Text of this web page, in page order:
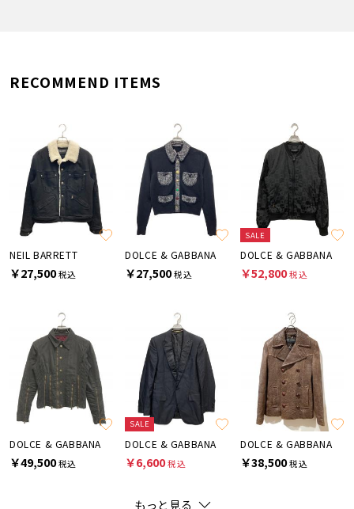
RECOMMEND ITEMS
NEIL BARRETT
￥27,500税込
DOLCE & GABBANA
￥27,500税込
SALE
DOLCE & GABBANA
￥52,800税込
DOLCE & GABBANA
￥49,500税込
SALE
DOLCE & GABBANA
￥6,600税込
DOLCE & GABBANA
￥38,500税込
もっと見る